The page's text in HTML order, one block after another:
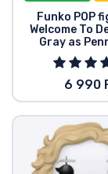
Funko POP
Welcome To
Gray as
6 990